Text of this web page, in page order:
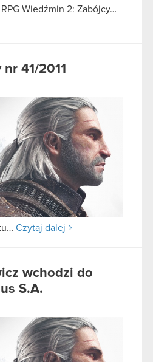
Wiedźmin 2: Zabójcy…
41/2011
Czytaj dalej
wchodzi do
S.A.